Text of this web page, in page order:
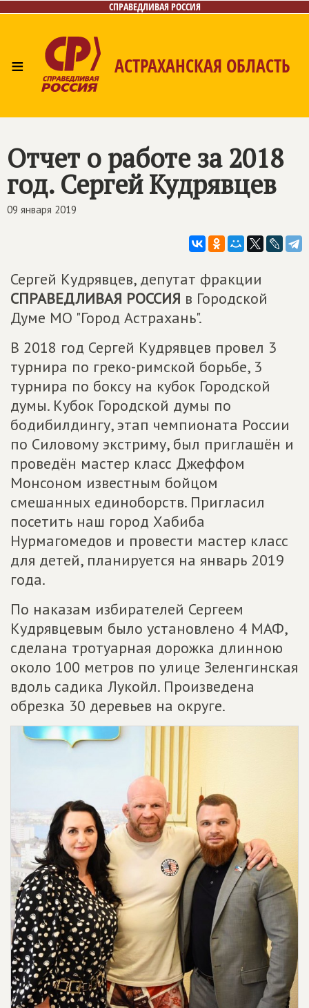
СПРАВЕДЛИВАЯ РОССИЯ
≡ АСТРАХАНСКАЯ ОБЛАСТЬ
Контакты
Отчет о работе за 2018
год. Сергей Кудрявцев
09 января 2019
Сергей Кудрявцев, депутат фракции
СПРАВЕДЛИВАЯ РОССИЯ в Городской
Думе МО "Город Астрахань".
В 2018 год Сергей Кудрявцев провел 3
турнира по греко-римской борьбе, 3
турнира по боксу на кубок Городской
думы. Кубок Городской думы по
бодибилдингу, этап чемпионата России
по Силовому экстриму, был приглашён и
проведён мастер класс Джеффом
Монсоном известным бойцом
смешанных единоборств. Пригласил
посетить наш город Хабиба
Нурмагомедов и провести мастер класс
для детей, планируется на январь 2019
года.
По наказам избирателей Сергеем
Кудрявцевым было установлено 4 МАФ,
сделана тротуарная дорожка длинною
около 100 метров по улице Зеленгинская
вдоль садика Лукойл. Произведена
обрезка 30 деревьев на округе.